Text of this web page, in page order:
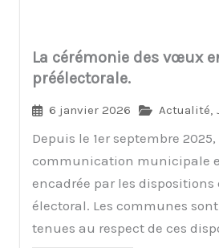
La cérémonie des vœux
préélectorale.
6 janvier 2026 Actualité,
Depuis le 1er septembre 2025,
communication municipale
encadrée par les dispositions
électoral. Les communes
tenues au respect de ces